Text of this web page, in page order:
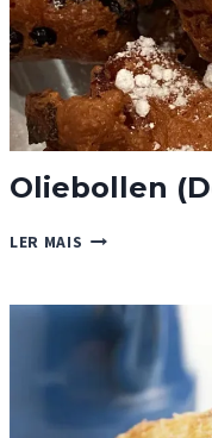
Oliebollen
LER MAIS OLIEBOLLEN